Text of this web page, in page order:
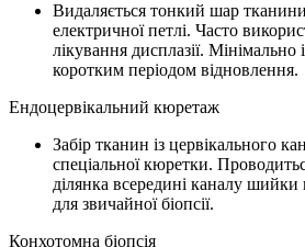
Видаляється тонкий шар
електричної петлі. Часто
лікування дисплазії. Мінімально
коротким періодом відновлення.
Ендоцервікальний кюретаж
Забір тканин із цервікального
спеціальної кюретки.
ділянка всередині каналу
для звичайної біопсії.
Конхотомна біопсія